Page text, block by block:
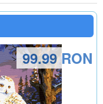
99.99 RON